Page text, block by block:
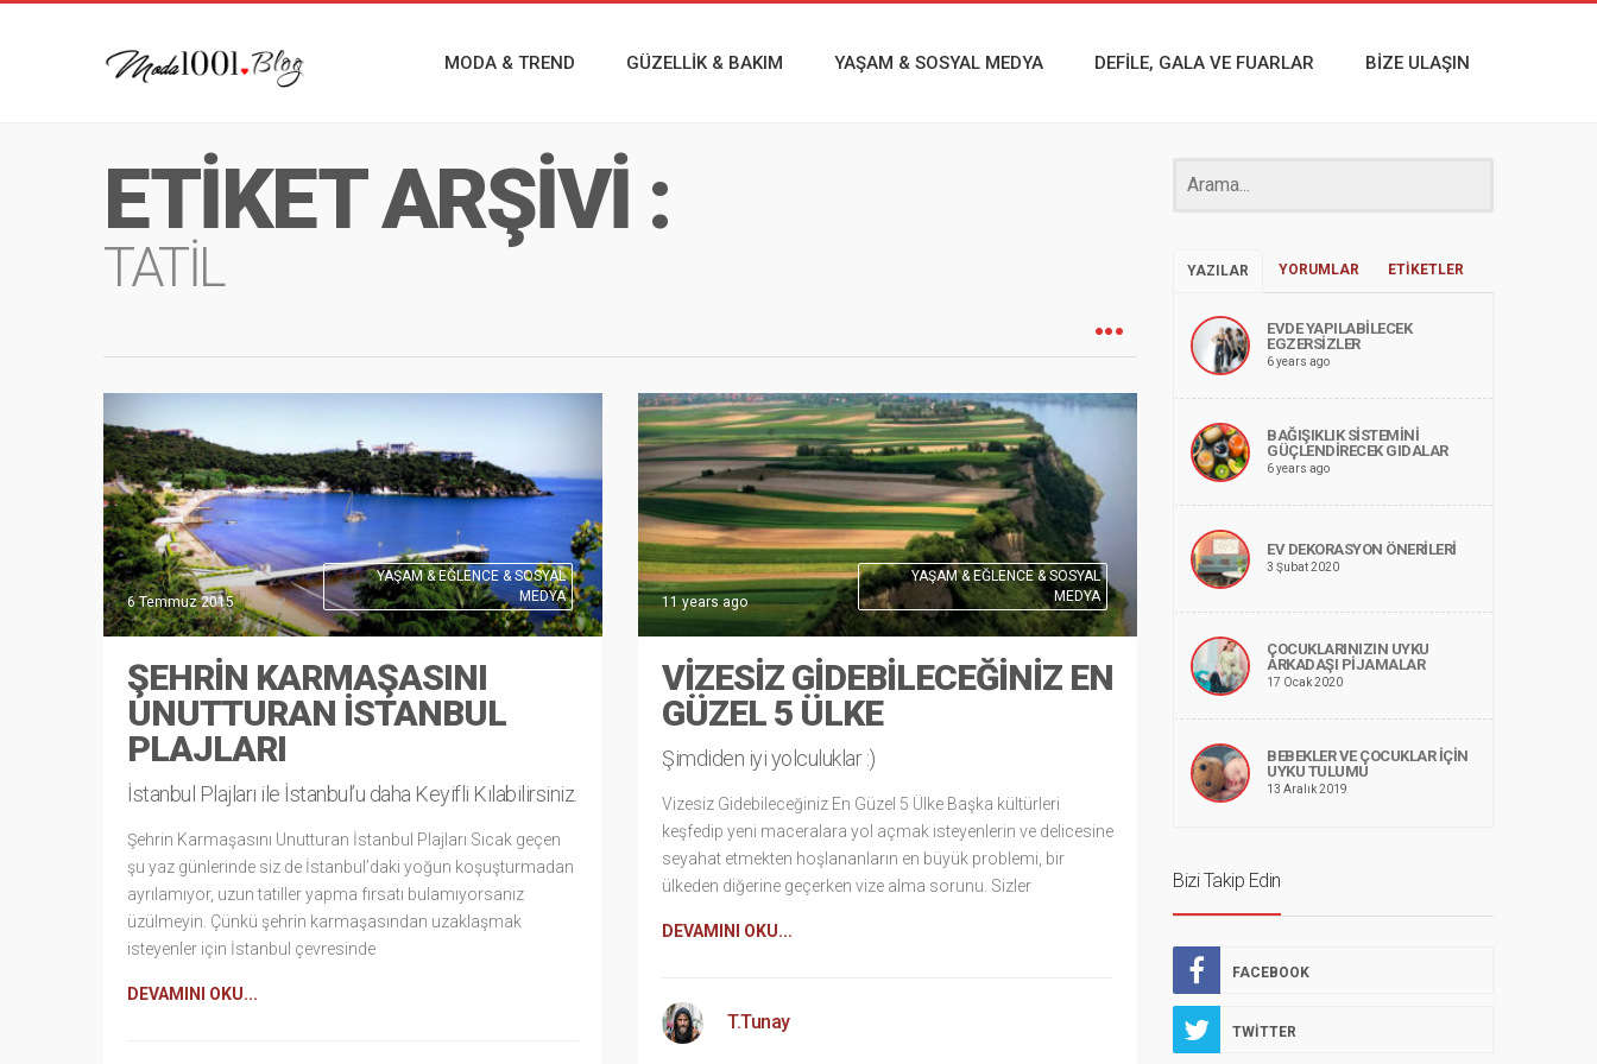
MODA & TREND GÜZELLİK & BAKIM YAŞAM & SOSYAL MEDYA DEFİLE, GALA VE FUARLAR BİZE ULAŞIN
ETIKET ARŞIVI :
TATIL
YAŞAM & EĞLENCE & SOSYAL
MEDYA
6 Temmuz 2015
ŞEHRIN KARMAŞASINI
UNUTTURAN İSTANBUL
PLAJLARI
İstanbul Plajları ile İstanbul’u daha Keyifli Kılabilirsiniz.
Şehrin Karmaşasını Unutturan İstanbul Plajları Sıcak geçen
şu yaz günlerinde siz de İstanbul’daki yoğun koşuşturmadan
ayrılamıyor, uzun tatiller yapma fırsatı bulamıyorsanız
üzülmeyin. Çünkü şehrin karmaşasından uzaklaşmak
isteyenler için İstanbul çevresinde
DEVAMINI OKU...
YAŞAM & EĞLENCE & SOSYAL
MEDYA
11 years ago
VIZESIZ GIDEBILECEĞINIZ EN
GÜZEL 5 ÜLKE
Şimdiden iyi yolculuklar :)
Vizesiz Gidebileceğiniz En Güzel 5 Ülke Başka kültürleri
keşfedip yeni maceralara yol açmak isteyenlerin ve delicesine
seyahat etmekten hoşlananların en büyük problemi, bir
ülkeden diğerine geçerken vize alma sorunu. Sizler
DEVAMINI OKU...
T.Tunay
YAZILAR YORUMLAR ETIKETLER
EVDE YAPILABILECEK
EGZERSIZLER
6 years ago
BAĞIŞIKLIK SISTEMINI
GÜÇLENDIRECEK GIDALAR
6 years ago
EV DEKORASYON ÖNERILERI
3 Şubat 2020
ÇOCUKLARINIZIN UYKU
ARKADAŞI PIJAMALAR
17 Ocak 2020
BEBEKLER VE ÇOCUKLAR İÇIN
UYKU TULUMU
13 Aralık 2019
Bizi Takip Edin
FACEBOOK
TWITTER